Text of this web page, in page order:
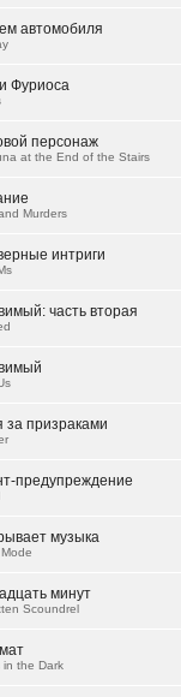
автомобиля
Фуриоса
персонаж
at the End of the Stairs
Murders
интриги
часть вторая
за призраками
предупреждение
музыка
минут
Scoundrel
in the Dark